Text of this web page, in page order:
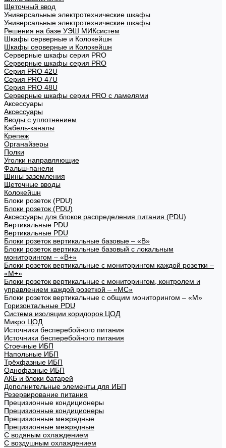
Щеточный ввод
Универсальные электротехнические шкафы
Универсальные электротехнические шкафы
Решения на базе УЭШ МИКсистем
Шкафы серверные и Колокейшн
Шкафы серверные и Колокейшн
Серверные шкафы серия PRO
Серверные шкафы серия PRO
Серия PRO 42U
Серия PRO 47U
Серия PRO 48U
Серверные шкафы серии PRO с ламелями
Аксессуары
Аксессуары
Вводы с уплотнением
Кабель-каналы
Крепеж
Органайзеры
Полки
Уголки направляющие
Фальш-панели
Шины заземления
Щеточные вводы
Колокейшн
Блоки розеток (PDU)
Блоки розеток (PDU)
Аксессуары для блоков распределения питания (PDU)
Вертикальные PDU
Вертикальные PDU
Блоки розеток вертикальные базовые – «В»
Блоки розеток вертикальные базовый с локальным
мониторингом – «В+»
Блоки розеток вертикальные с мониторингом каждой розетки –
«М+»
Блоки розеток вертикальные с мониторингом, контролем и
управлением каждой розеткой – «МС»
Блоки розеток вертикальные с общим мониторингом – «М»
Горизонтальные PDU
Система изоляции коридоров ЦОД
Микро ЦОД
Источники бесперебойного питания
Источники бесперебойного питания
Стоечные ИБП
Напольные ИБП
Трёхфазные ИБП
Однофазные ИБП
АКБ и блоки батарей
Дополнительные элементы для ИБП
Резервирование питания
Прецизионные кондиционеры
Прецизионные кондиционеры
Прецизионные межрядные
Прецизионные межрядные
С водяным охлаждением
С воздушным охлаждением